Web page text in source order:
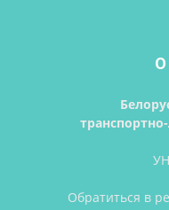
Обратиться в